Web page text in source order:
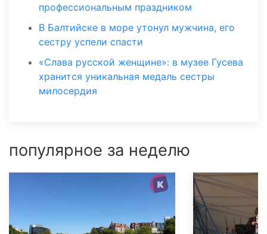
профессиональным праздником
В Балтийске в море утонул мужчина, его
сестру успели спасти
«Слава русской женщине»: в музее Гусева
хранится уникальная медаль сестры
милосердия
популярное за неделю